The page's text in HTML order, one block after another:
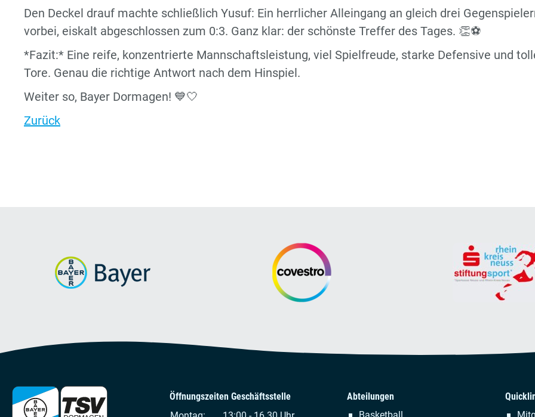
Den Deckel drauf machte schließlich Yusuf: Ein herrlicher Alleingang an gleich drei
vorbei, eiskalt abgeschlossen zum 0:3. Ganz klar: der schönste Treffer des Tages. 👏⚽
*Fazit:* Eine reife, konzentrierte Mannschaftsleistung, viel Spielfreude, starke Defensive und
Tore. Genau die richtige Antwort nach dem Hinspiel.
Weiter so, Bayer Dormagen! 💙🤍
Zurück
Öffnungszeiten Geschäftsstelle
Abteilungen
Navigation
Basketball